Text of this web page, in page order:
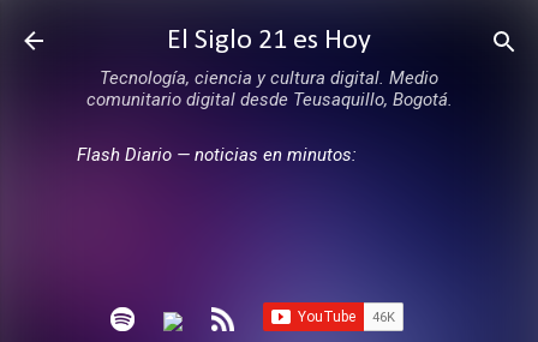
Ir al contenido principal
El Siglo 21 es Hoy
Tecnología, ciencia y cultura digital. Medio
comunitario digital desde Teusaquillo, Bogotá.
Flash Diario — noticias en minutos: